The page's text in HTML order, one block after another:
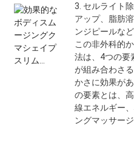
3. セルライト
アップ、脂肪
ンジピールなど
この非外科的
法は、4つの要
が組み合わさ
かさに効果が
の要素とは、
線エネルギー
ングマッサージ